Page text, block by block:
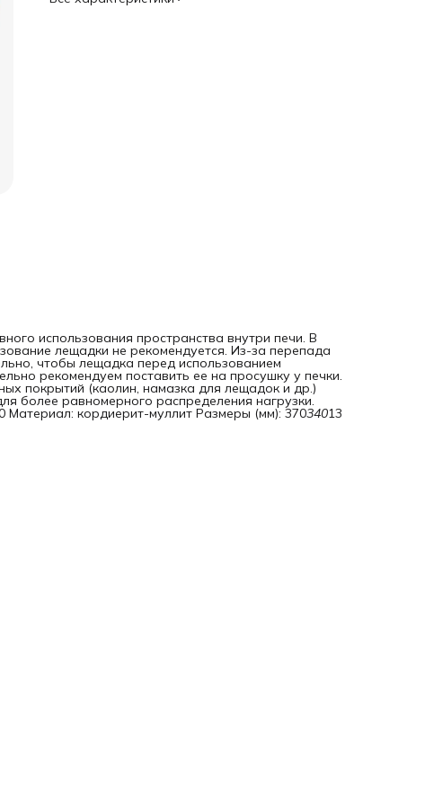
использования пространства внутри печи. В
лещадки не рекомендуется. Из-за перепада
чтобы лещадка перед использованием
рекомендуем поставить ее на просушку у печки.
покрытий (каолин, намазка для лещадок и др.)
более равномерного распределения нагрузки.
Материал: кордиерит-муллит Размеры (мм): 37034013